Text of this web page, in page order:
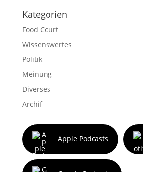
Kategorien
Food Court
Wissenswertes
Politik
Meinung
Diverses
Archif
Apple Podcasts